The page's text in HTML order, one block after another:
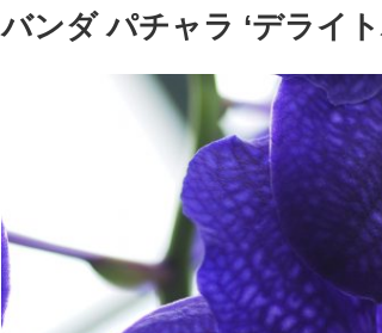
日:
バンダ パチャラ ‘デライ